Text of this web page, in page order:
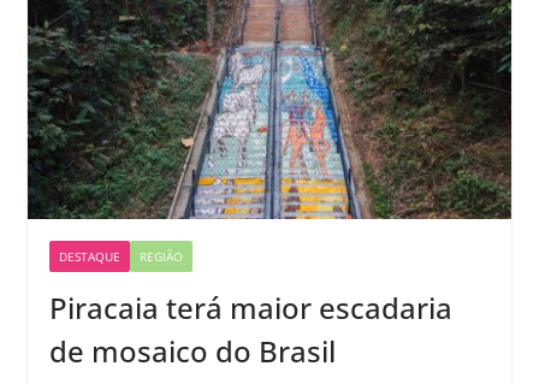
DESTAQUE REGIÃO
Piracaia terá maior escadaria
de mosaico do Brasil